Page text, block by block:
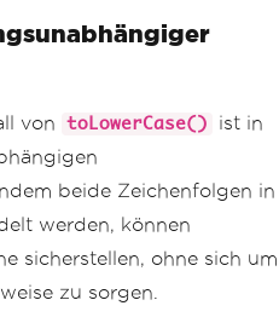
von toLowerCase()
ist in
beide Zeichenfolgen in
werden, können
sicherstellen, ohne sich um
zu sorgen.